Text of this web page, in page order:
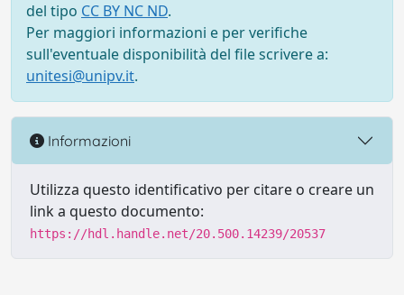
del tipo CC BY NC ND.
Per maggiori informazioni e per verifiche
sull'eventuale disponibilità del file scrivere a:
unitesi@unipv.it.
Informazioni
Utilizza questo identificativo per citare o creare un
link a questo documento:
https://hdl.handle.net/20.500.14239/20537